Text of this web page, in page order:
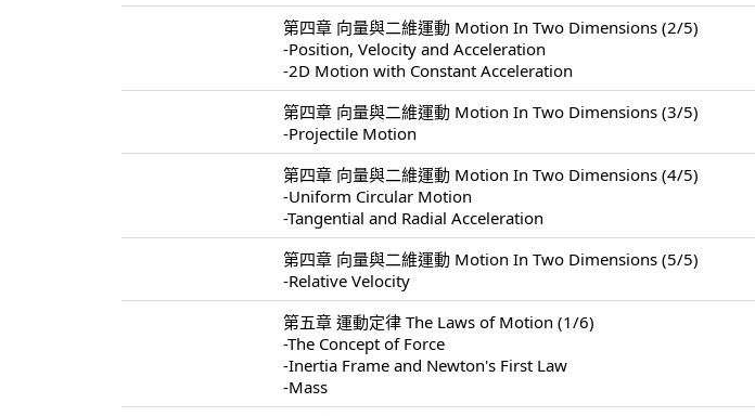
第四章 向量與二維運動 Motion In Two Dimensions (2/5)
-Position, Velocity and Acceleration
-2D Motion with Constant Acceleration
第四章 向量與二維運動 Motion In Two Dimensions (3/5)
-Projectile Motion
第四章 向量與二維運動 Motion In Two Dimensions (4/5)
-Uniform Circular Motion
-Tangential and Radial Acceleration
第四章 向量與二維運動 Motion In Two Dimensions (5/5)
-Relative Velocity
第五章 運動定律 The Laws of Motion (1/6)
-The Concept of Force
-Inertia Frame and Newton's First Law
-Mass